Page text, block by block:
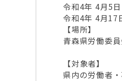
令和4年 4月5
令和4年 4月17
【場所】
青森県労働委
【対象者】
県内の労働者